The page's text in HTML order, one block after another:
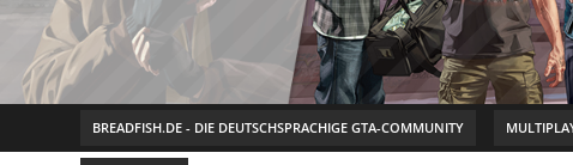
BREADFISH.DE - DIE DEUTSCHSPRACHIGE GTA-COMMUNITY